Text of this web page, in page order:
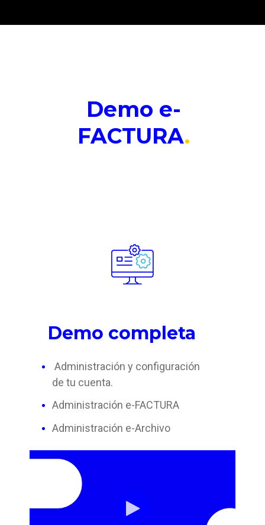
Demo e-
FACTURA.
Demo completa
Administración y configuración
de tu cuenta.
Administración e-FACTURA
Administración e-Archivo